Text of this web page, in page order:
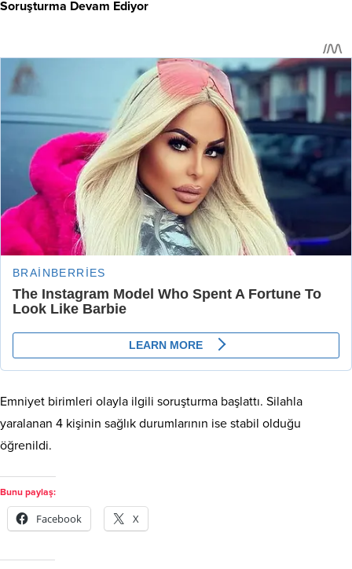
Soruşturma Devam Ediyor
Emniyet birimleri olayla ilgili soruşturma başlattı. Silahla
yaralanan 4 kişinin sağlık durumlarının ise stabil olduğu
öğrenildi.
Bunu paylaş:
Facebook X